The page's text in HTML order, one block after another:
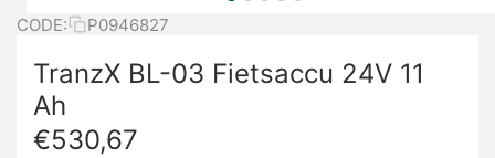
CODE: P0946827
TranzX BL-03 Fietsaccu 24V 11
Ah
€530,67